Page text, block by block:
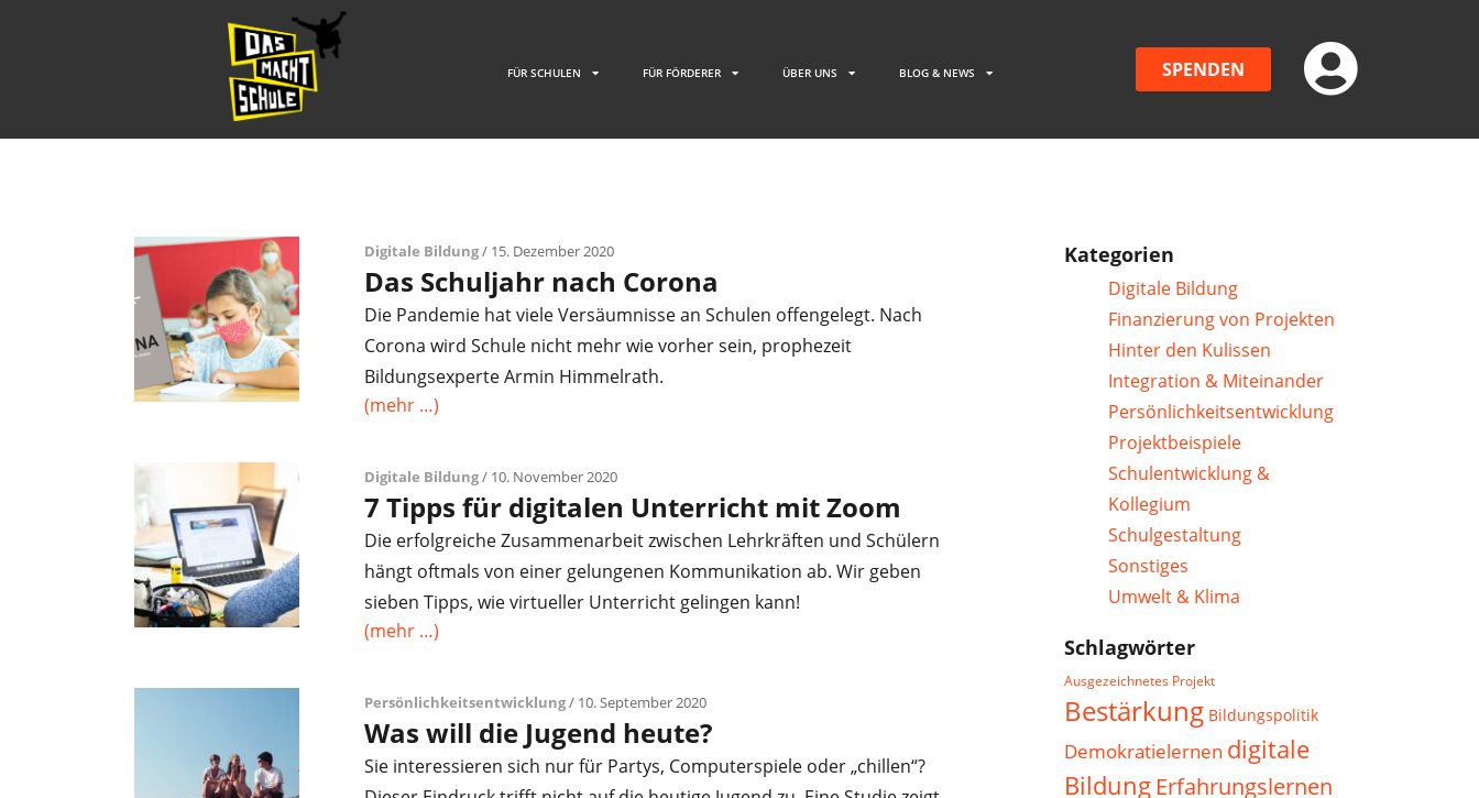
FÜR SCHULEN FÜR FÖRDERER ÜBER UNS BLOG & NEWS SPENDEN
Digitale Bildung/ 15. Dezember 2020
Das Schuljahr nach Corona
Die Pandemie hat viele Versäumnisse an Schulen offengelegt. Nach
Corona wird Schule nicht mehr wie vorher sein, prophezeit
Bildungsexperte Armin Himmelrath.
(mehr …)
Digitale Bildung/ 10. November 2020
7 Tipps für digitalen Unterricht mit Zoom
Die erfolgreiche Zusammenarbeit zwischen Lehrkräften und Schülern
hängt oftmals von einer gelungenen Kommunikation ab. Wir geben
sieben Tipps, wie virtueller Unterricht gelingen kann!
(mehr …)
Persönlichkeitsentwicklung/ 10. September 2020
Was will die Jugend heute?
Sie interessieren sich nur für Partys, Computerspiele oder „chillen“?
Kategorien
Digitale Bildung
Finanzierung von Projekten
Hinter den Kulissen
Integration & Miteinander
Persönlichkeitsentwicklung
Projektbeispiele
Schulentwicklung &
Kollegium
Schulgestaltung
Sonstiges
Umwelt & Klima
Schlagwörter
Ausgezeichnetes Projekt
Bestärkung Bildungspolitik
Demokratielernen digitale
Bildung Erfahrungslernen